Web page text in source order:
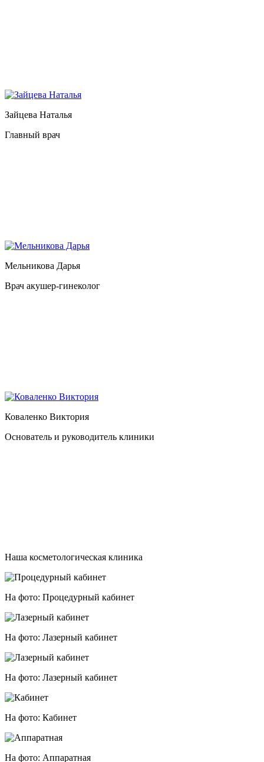
Зайцева Наталья
Главный врач
Мельникова Дарья
Врач акушер-гинеколог
Коваленко Виктория
Основатель и руководитель клиники
Наша косметологическая клиника
На фото: Процедурный кабинет
На фото: Лазерный кабинет
На фото: Лазерный кабинет
На фото: Кабинет
На фото: Аппаратная